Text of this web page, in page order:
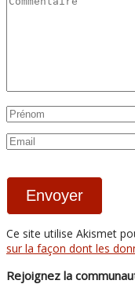
Ce site utilise Akismet
sur la façon dont les
Rejoignez la